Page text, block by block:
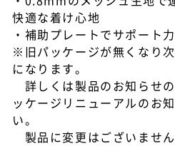
快適な着け心地
・補助プレートでサポート
※旧パッケージが無くなり
になります。
詳しくは製品のお知らせ
ッケージリニューアルのお
い。
製品に変更はございません